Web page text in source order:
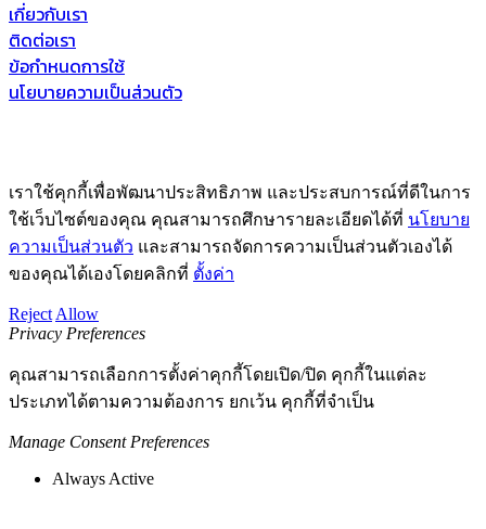
เกี่ยวกับเรา
ติดต่อเรา
ข้อกำหนดการใช้
นโยบายความเป็นส่วนตัว
เราใช้คุกกี้เพื่อพัฒนาประสิทธิภาพ และประสบการณ์ที่ดีในการ
ใช้เว็บไซต์ของคุณ คุณสามารถศึกษารายละเอียดได้ที่ นโยบาย
ความเป็นส่วนตัว และสามารถจัดการความเป็นส่วนตัวเองได้
ของคุณได้เองโดยคลิกที่ ตั้งค่า
Reject Allow
Privacy Preferences
คุณสามารถเลือกการตั้งค่าคุกกี้โดยเปิด/ปิด คุกกี้ในแต่ละ
ประเภทได้ตามความต้องการ ยกเว้น คุกกี้ที่จำเป็น
Manage Consent Preferences
Always Active